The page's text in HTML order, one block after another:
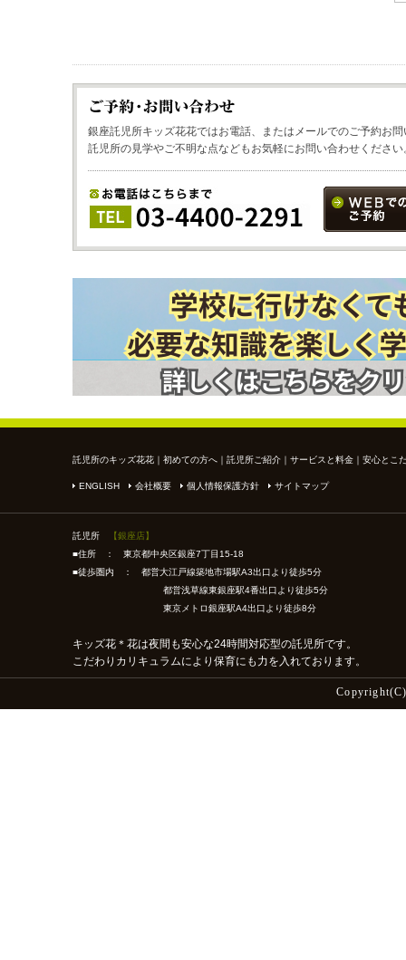
銀座託児所キッズ花花ではお電話、またはメールでのご予約お
託児所の見学やご不明な点などもお気軽にお問い合わせください
託児所のキッズ花花 ｜ 初めての方へ ｜ 託児所ご紹介 ｜ サービスと料金 ｜ 安心とこ
ENGLISH 会社概要 個人情報保護方針 サイトマップ
託児所
【銀座店】
■住所 ： 東京都中央区銀座7丁目15-18
■徒歩圏内 ： 都営大江戸線築地市場駅A3出口より徒歩5分
都営浅草線東銀座駅4番出口より徒歩5分
東京メトロ銀座駅A4出口より徒歩8分
キッズ花＊花は夜間も安心な24時間対応型の託児所です。
こだわりカリキュラムにより保育にも力を入れております。